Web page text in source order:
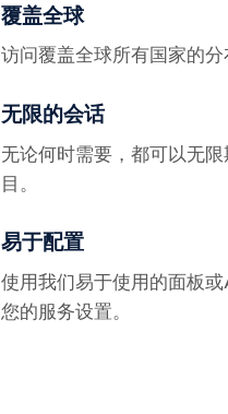
覆盖全球
访问覆盖全球所有国家的分
无限的会话
无论何时需要，都可以无
目。
易于配置
使用我们易于使用的面板
您的服务设置。